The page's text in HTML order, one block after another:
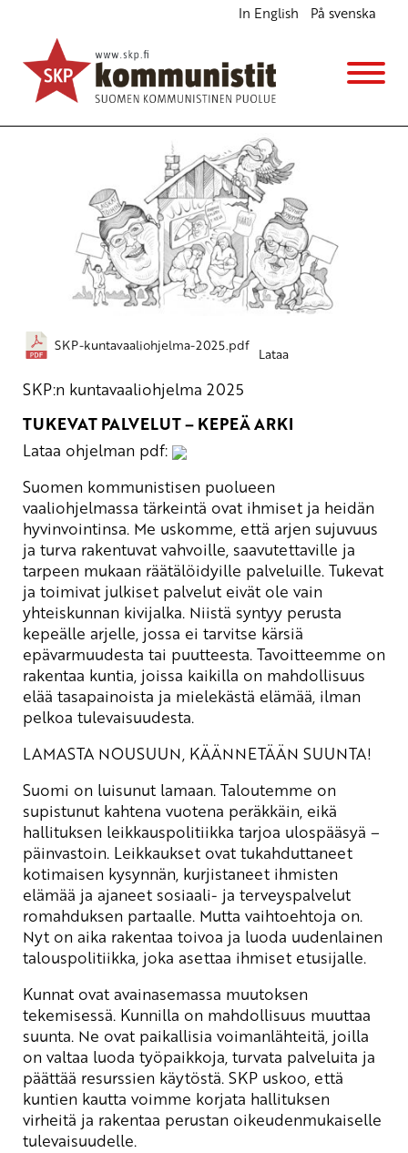
In English På svenska
SKP:n kuntavaaliohjelma 2025 – Tukevat palvelut
– Kepeä arki
Vaaliohjelmat
20.2.2025 - 15:19
SKP-kuntavaaliohjelma-2025.pdf
Lataa
SKP:n kuntavaaliohjelma 2025
TUKEVAT PALVELUT – KEPEÄ ARKI
Lataa ohjelman pdf:
Suomen kommunistisen puolueen
vaaliohjelmassa tärkeintä ovat ihmiset ja heidän
hyvinvointinsa. Me uskomme, että arjen sujuvuus
ja turva rakentuvat vahvoille, saavutettaville ja
tarpeen mukaan räätälöidyille palveluille. Tukevat
ja toimivat julkiset palvelut eivät ole vain
yhteiskunnan kivijalka. Niistä syntyy perusta
kepeälle arjelle, jossa ei tarvitse kärsiä
epävarmuudesta tai puutteesta. Tavoitteemme on
rakentaa kuntia, joissa kaikilla on mahdollisuus
elää tasapainoista ja mielekästä elämää, ilman
pelkoa tulevaisuudesta.
LAMASTA NOUSUUN, KÄÄNNETÄÄN SUUNTA!
Suomi on luisunut lamaan. Taloutemme on
supistunut kahtena vuotena peräkkäin, eikä
hallituksen leikkauspolitiikka tarjoa ulospääsyä –
päinvastoin. Leikkaukset ovat tukahduttaneet
kotimaisen kysynnän, kurjistaneet ihmisten
elämää ja ajaneet sosiaali- ja terveyspalvelut
romahduksen partaalle. Mutta vaihtoehtoja on.
Nyt on aika rakentaa toivoa ja luoda uudenlainen
talouspolitiikka, joka asettaa ihmiset etusijalle.
Kunnat ovat avainasemassa muutoksen
tekemisessä. Kunnilla on mahdollisuus muuttaa
suunta. Ne ovat paikallisia voimanlähteitä, joilla
on valtaa luoda työpaikkoja, turvata palveluita ja
päättää resurssien käytöstä. SKP uskoo, että
kuntien kautta voimme korjata hallituksen
virheitä ja rakentaa perustan oikeudenmukaiselle
tulevaisuudelle.